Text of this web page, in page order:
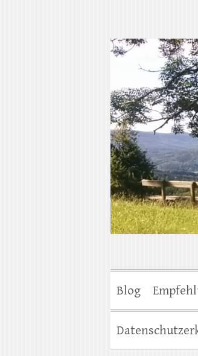
Pia
„Ohne Wurzeln
Blog